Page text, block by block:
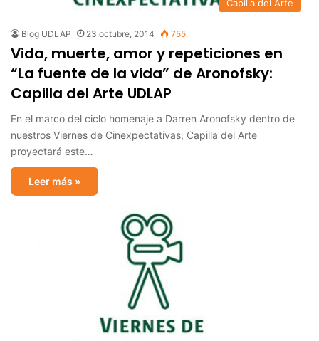
Capilla del Arte
Blog UDLAP 23 octubre, 2014 755
Vida, muerte, amor y repeticiones en
“La fuente de la vida” de Aronofsky:
Capilla del Arte UDLAP
En el marco del ciclo homenaje a Darren Aronofsky dentro de
nuestros Viernes de Cinexpectativas, Capilla del Arte
proyectará este…
Leer más »